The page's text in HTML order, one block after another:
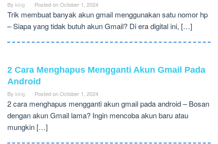
By king Posted onOctober 1, 2024
Trik membuat banyak akun gmail menggunakan satu nomor hp
– Siapa yang tidak butuh akun Gmail? Di era digital ini, […]
2 Cara Menghapus Mengganti Akun Gmail Pada
Android
By king Posted onOctober 1, 2024
2 cara menghapus mengganti akun gmail pada android – Bosan
dengan akun Gmail lama? Ingin mencoba akun baru atau
mungkin […]